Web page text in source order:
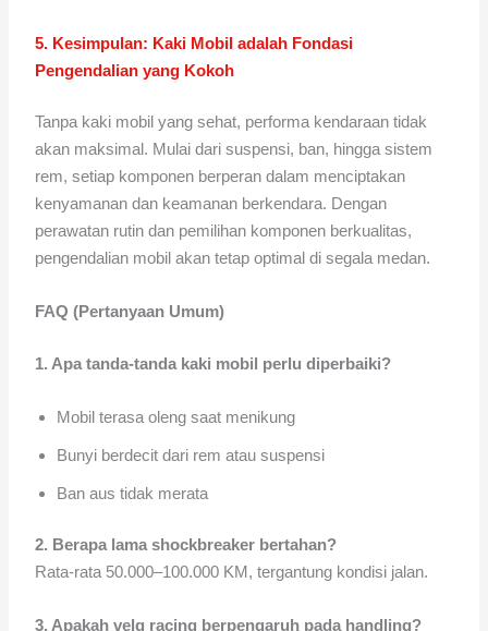
5. Kesimpulan: Kaki Mobil adalah Fondasi
Pengendalian yang Kokoh
Tanpa kaki mobil yang sehat, performa kendaraan tidak
akan maksimal. Mulai dari suspensi, ban, hingga sistem
rem, setiap komponen berperan dalam menciptakan
kenyamanan dan keamanan berkendara. Dengan
perawatan rutin dan pemilihan komponen berkualitas,
pengendalian mobil akan tetap optimal di segala medan.
FAQ (Pertanyaan Umum)
1. Apa tanda-tanda kaki mobil perlu diperbaiki?
Mobil terasa oleng saat menikung
Bunyi berdecit dari rem atau suspensi
Ban aus tidak merata
2. Berapa lama shockbreaker bertahan?
Rata-rata 50.000–100.000 KM, tergantung kondisi jalan.
3. Apakah velg racing berpengaruh pada handling?